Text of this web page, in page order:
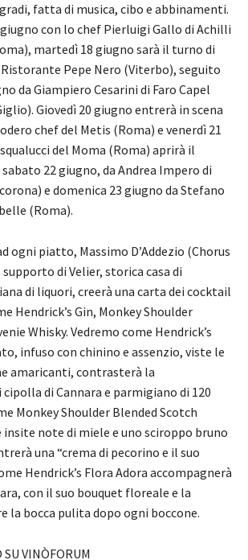
fatta di musica, cibo e abbinamenti.
con lo chef Pierluigi Gallo di Achilli
martedì 18 giugno sarà il turno di
Ristorante Pepe Nero (Viterbo), seguito
da Giampiero Cesarini di Faro Capel
Giovedì 20 giugno entrerà in scena
chef del Metis (Roma) e venerdì 21
del Moma (Roma) aprirà il
22 giugno, da Andrea Impero di
e domenica 23 giugno da Stefano
(Roma).
ogni piatto, Massimo D’Addezio (Chorus
di Velier, storica casa di
di liquori, creerà una carta dei cocktail
Hendrick’s Gin, Monkey Shoulder
Whisky. Vedremo come Hendrick’s
infuso con chinino e assenzio, viste le
amaricanti, contrasterà la
di Cannara e parmigiano di 120
Monkey Shoulder Blended Scotch
insite note di miele e uno sciroppo bruno
una “crema di pecorino e il suo
Hendrick’s Flora Adora accompagnerà
con il suo bouquet floreale e la
la bocca pulita dopo ogni boccone.
SU VINÒFORUM